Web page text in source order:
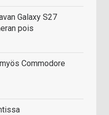
Galaxy S27
pois
Commodore